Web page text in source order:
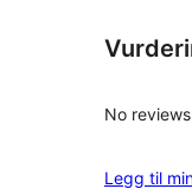
No
Legg til